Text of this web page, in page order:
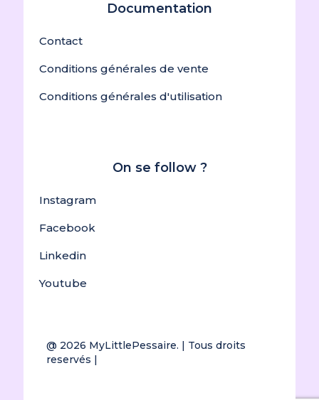
Documentation
Contact
Conditions générales de vente
Conditions générales d'utilisation
On se follow ?
Instagram
Facebook
Linkedin
Youtube
@ 2026 MyLittlePessaire. | Tous droits
reservés |